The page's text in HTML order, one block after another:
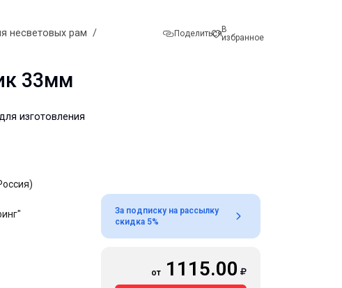
ПоделитьсяВ
избранное
несветовых рам /
33мм
изготовления
За подписку на рассылку
скидка 5%
от 1115.00